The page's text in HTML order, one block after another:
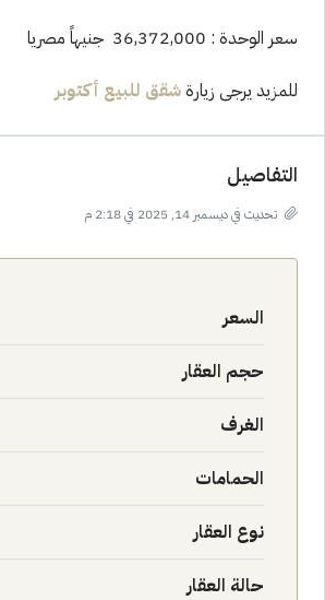
سعر الوحدة : 36,372,000 جنيهاً مصريا
للمزيد يرجى زيارةشقق للبيع أكتوبر
التفاصيل
تحديث في ديسمبر 14, 2025 في 2:18 م
السعر
حجم العقار
الغرف
الحمامات
نوع العقار
حالة العقار